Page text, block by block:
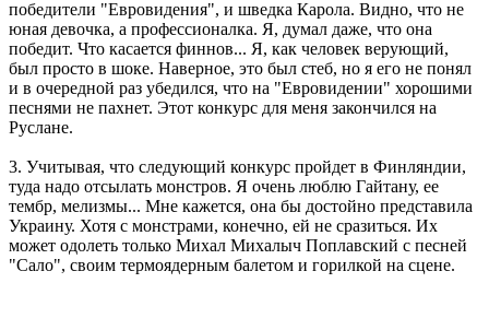
победители "Евровидения", и шведка Карола. Видно, что не
юная девочка, а профессионалка. Я, думал даже, что она
победит. Что касается финнов... Я, как человек верующий,
был просто в шоке. Наверное, это был стеб, но я его не понял
и в очередной раз убедился, что на "Евровидении" хорошими
песнями не пахнет. Этот конкурс для меня закончился на
Руслане.
3. Учитывая, что следующий конкурс пройдет в Финляндии,
туда надо отсылать монстров. Я очень люблю Гайтану, ее
тембр, мелизмы... Мне кажется, она бы достойно представила
Украину. Хотя с монстрами, конечно, ей не сразиться. Их
может одолеть только Михал Михалыч Поплавский с песней
"Сало", своим термоядерным балетом и горилкой на сцене.